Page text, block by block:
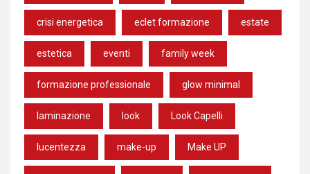
crisi energetica eclet formazione estate
estetica eventi family week
formazione professionale glow minimal
laminazione look Look Capelli
lucentezza make-up Make UP